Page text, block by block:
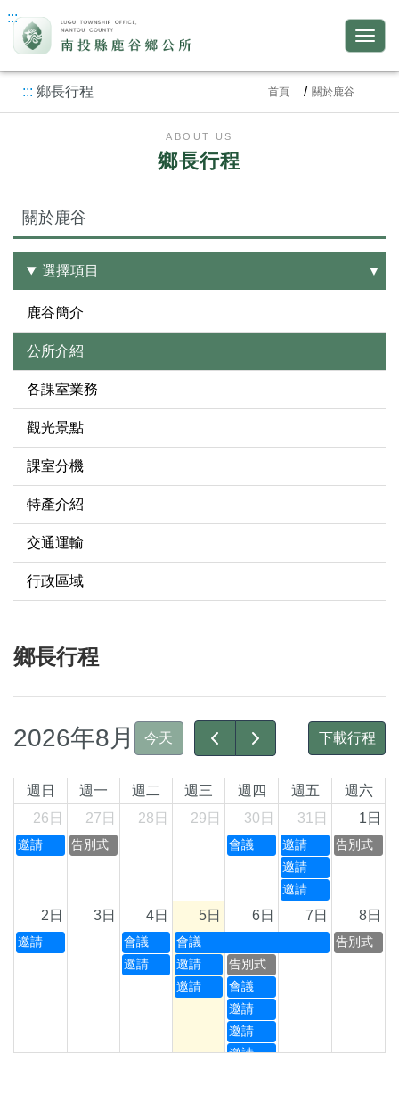
:::
::: 鄉長行程 首頁 關於鹿谷
ABOUT US
鄉長行程
關於鹿谷
選擇項目
鹿谷簡介
公所介紹
各課室業務
觀光景點
課室分機
特產介紹
交通運輸
行政區域
鄉長行程
2026年8月 今天 下載行程
週日 週一 週二 週三 週四 週五
週六
26日
邀請
27日
告別式
28日 29日 30日
會議
31日
邀請
邀請
邀請
1日
告別式
2日
邀請
3日 4日
會議
邀請
5日
會議
邀請
邀請
6日
告別式
會議
邀請
邀請
邀請
7日 8日
告別式